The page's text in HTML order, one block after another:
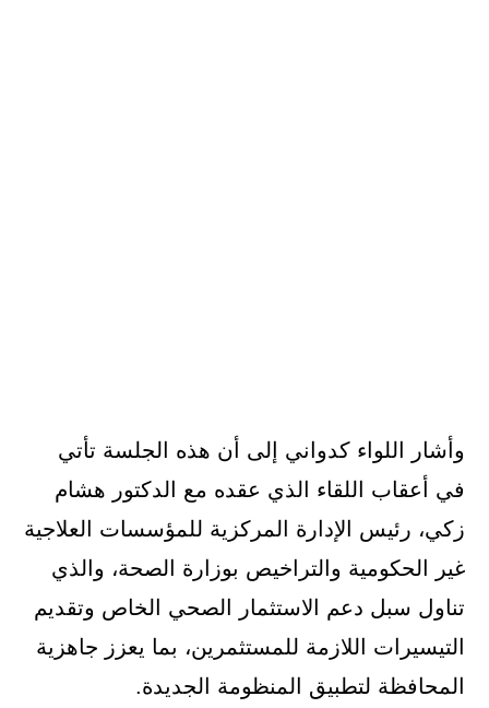
وأشار اللواء كدواني إلى أن هذه الجلسة تأتي
في أعقاب اللقاء الذي عقده مع الدكتور هشام
زكي، رئيس الإدارة المركزية للمؤسسات العلاجية
غير الحكومية والتراخيص بوزارة الصحة، والذي
تناول سبل دعم الاستثمار الصحي الخاص وتقديم
التيسيرات اللازمة للمستثمرين، بما يعزز جاهزية
المحافظة لتطبيق المنظومة الجديدة.